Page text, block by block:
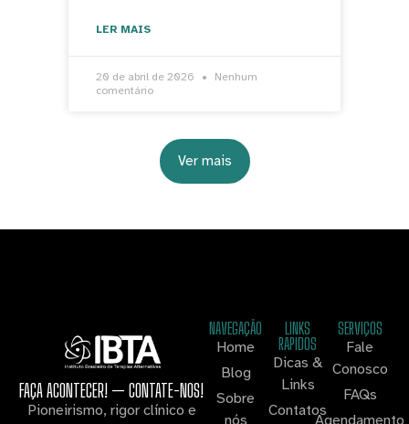
LER MAIS
20 de abril de 2026
Nenhum
comentário
Ver mais
FAÇA ACONTECER! — CONTATE-NOS!
Pioneirismo, rigor clínico e
NAVEGAÇÃO
Home
Blog
Sobre
nós
LINKS
RAPIDOS
Dicas &
Links
Contatos
SERVIÇOS
Fale
Conosco
FAQs
Agendamento